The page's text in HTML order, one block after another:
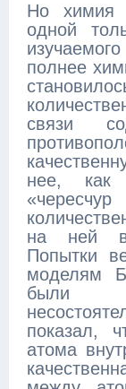
Но химия
одной
полнее
связи
нее, как
на ней в
Попытки
моделям
были
показал,
атома